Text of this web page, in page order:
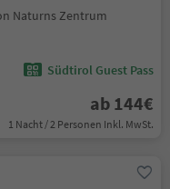
Naturns Zentrum
Südtirol Guest Pass
ab 144€
1 Nacht / 2 Personen Inkl. MwSt.